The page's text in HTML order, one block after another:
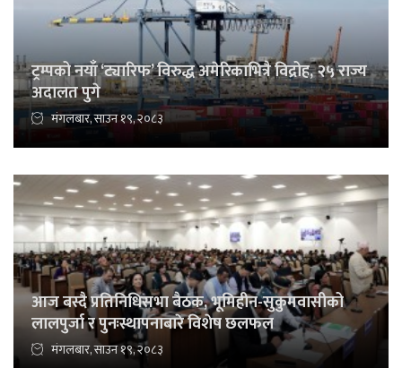
ट्रम्पको नयाँ ‘ट्यारिफ’ विरुद्ध अमेरिकाभित्रै विद्रोह, २५ राज्य
अदालत पुगे
मंगलबार, साउन १९, २०८३
आज बस्दै प्रतिनिधिसभा बैठक, भूमिहीन-सुकुमवासीको
लालपुर्जा र पुनःस्थापनाबारे विशेष छलफल
मंगलबार, साउन १९, २०८३